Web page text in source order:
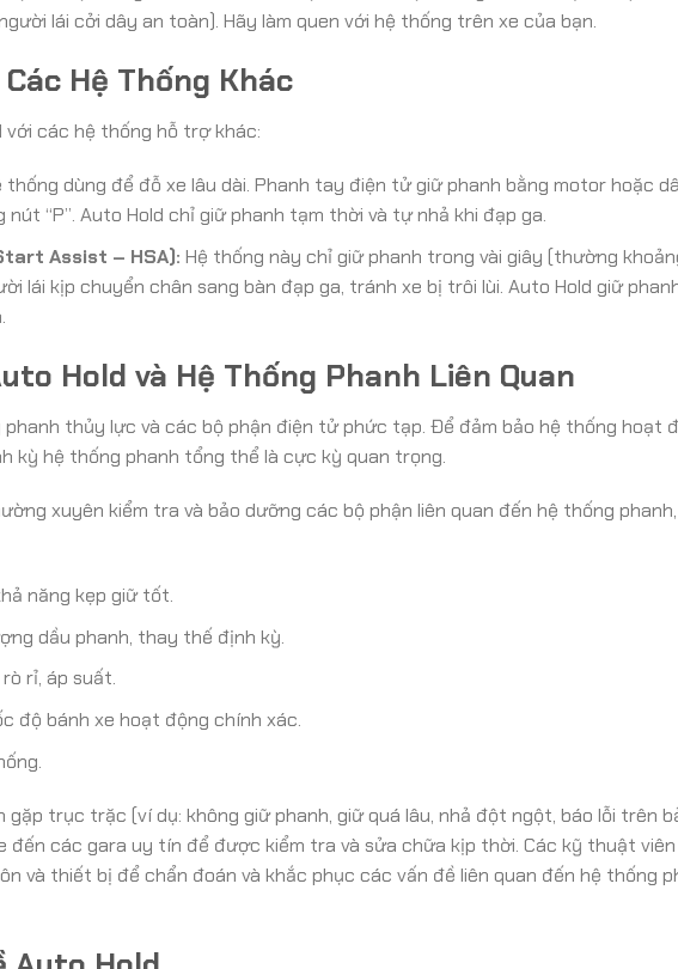
lái cởi dây an toàn). Hãy làm quen với hệ thống trên xe của bạn.
Hệ Thống Khác
với các hệ thống hỗ trợ khác:
thống dùng để đỗ xe lâu dài. Phanh tay điện tử giữ phanh bằng motor hoặc
“P”. Auto Hold chỉ giữ phanh tạm thời và tự nhả khi đạp ga.
Assist – HSA): Hệ thống này chỉ giữ phanh trong vài giây (thường
lái kịp chuyển chân sang bàn đạp ga, tránh xe bị trôi lùi. Auto Hold giữ
Hold và Hệ Thống Phanh Liên Quan
thủy lực và các bộ phận điện tử phức tạp. Để đảm bảo hệ thống hoạt
kỳ hệ thống phanh tổng thể là cực kỳ quan trọng.
xuyên kiểm tra và bảo dưỡng các bộ phận liên quan đến hệ thống
năng kẹp giữ tốt.
dầu phanh, thay thế định kỳ.
rỉ, áp suất.
độ bánh xe hoạt động chính xác.
trục trặc (ví dụ: không giữ phanh, giữ quá lâu, nhả đột ngột, báo lỗi trên
đến các gara uy tín để được kiểm tra và sửa chữa kịp thời. Các kỹ thuật
và thiết bị để chẩn đoán và khắc phục các vấn đề liên quan đến hệ thống